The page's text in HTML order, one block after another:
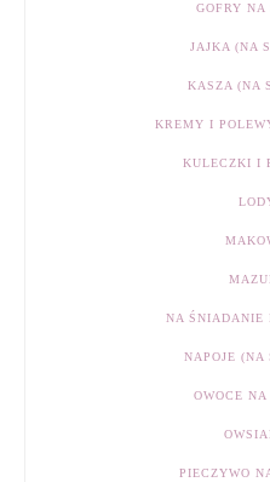
GOFRY NA
JAJKA (NA
KASZA (NA
KREMY I
KULECZKI I
NA ŚNIADANIE
NAPOJE (NA
OWOCE
PIECZYWO